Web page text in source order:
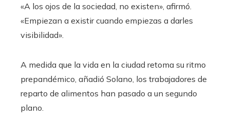
«A los ojos de la sociedad, no existen», afirmó.
«Empiezan a existir cuando empiezas a darles
visibilidad».
A medida que la vida en la ciudad retoma su ritmo
prepandémico, añadió Solano, los trabajadores de
reparto de alimentos han pasado a un segundo
plano.